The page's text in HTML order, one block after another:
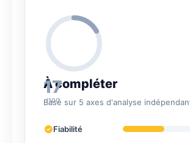
17
/100
À compléter
Basé sur 5 axes d'analyse
Fiabilité